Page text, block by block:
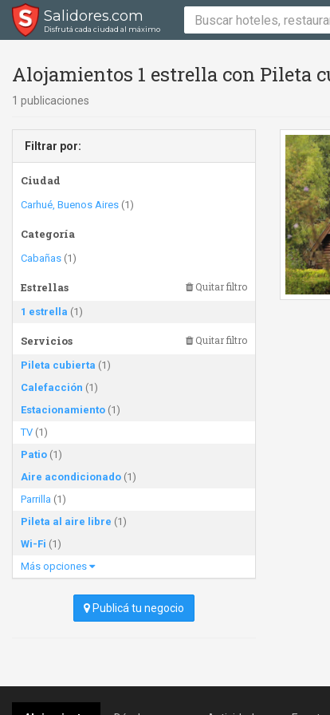
Salidores.com
Disfrutá cada ciudad al máximo
Alojamientos 1 estrella con Pileta
1 publicaciones
Filtrar por:
Ciudad
Carhué, Buenos Aires (1)
Categoría
Cabañas (1)
Estrellas Quitar filtro
1 estrella (1)
Servicios Quitar filtro
Pileta cubierta (1)
Calefacción (1)
Estacionamiento (1)
TV (1)
Patio (1)
Aire acondicionado (1)
Parrilla (1)
Pileta al aire libre (1)
Wi-Fi (1)
Más opciones
Publicá tu negocio